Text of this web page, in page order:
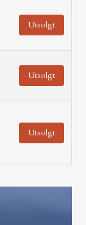
Utsolgt
Utsolgt
Utsolgt